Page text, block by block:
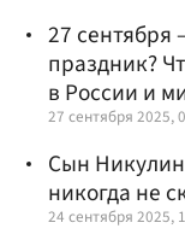
27 сентября
праздник?
в России и
27 сентября 2025,
Сын
никогда не
24 сентября 2025,